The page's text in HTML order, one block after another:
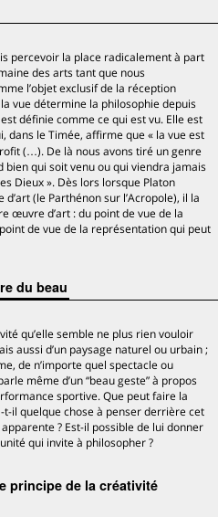
percevoir la place radicalement à part
des arts tant que nous
l’objet exclusif de la réception
vue détermine la philosophie depuis
définie comme ce qui est vu. Elle est
dans le Timée, affirme que « la vue est
(…). De là nous avons tiré un genre
bien qui soit venu ou qui viendra jamais
Dieux ». Dès lors lorsque Platon
(le Parthénon sur l’Acropole), il la
œuvre d’art : du point de vue de la
de vue de la représentation qui peut
du beau
qu’elle semble ne plus rien vouloir
aussi d’un paysage naturel ou urbain ;
de n’importe quel spectacle ou
même d’un “beau geste” à propos
sportive. Que peut faire la
t-il quelque chose à penser derrière cet
? Est-il possible de lui donner
qui invite à philosopher ?
principe de la créativité